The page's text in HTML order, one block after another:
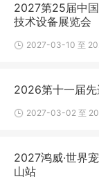
2027第25届中
技术设备展览会
2027-03-10 至
2026第十一届
2027-03-02 至
2027鸿威·世界
山站